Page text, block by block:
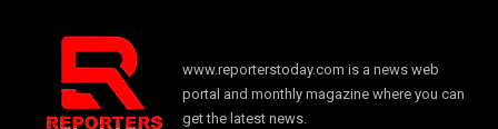
www.reporterstoday.com is a news web
portal and monthly magazine where you can
get the latest news.